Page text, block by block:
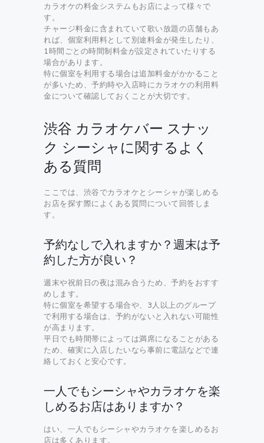
カラオケの料金システムもお店によって様々で
す。
チャージ料金に含まれていて歌い放題の店舗もあ
れば、個室利用料として別途料金が発生したり、
1時間ごとの時間制料金が設定されていたりする
場合があります。
特に個室を利用する場合は追加料金がかかること
が多いため、予約時や入店時にカラオケの利用料
金について確認しておくことが大切です。
渋谷 カラオケバー スナッ
ク シーシャに関するよく
ある質問
ここでは、渋谷でカラオケとシーシャが楽しめる
お店を探す際によくある質問について回答しま
す。
予約なしで入れますか？週末は予
約した方が良い？
週末や祝前日の夜は混み合うため、予約をおすす
めします。
特に個室を希望する場合や、3人以上のグループ
で利用する場合は、予約がないと入れない可能性
が高まります。
平日でも時間帯によっては満席になることがある
ため、確実に入店したいなら事前に電話などで連
絡しておくと安心です。
一人でもシーシャやカラオケを楽
しめるお店はありますか？
はい、一人でもシーシャやカラオケを楽しめるお
店は多くあります。